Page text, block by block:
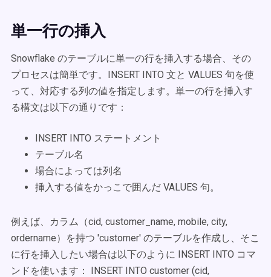
単一行の挿入
Snowflake のテーブルに単一の行を挿入する場合、その
プロセスは簡単です。INSERT INTO 文と VALUES 句を使
って、対応する列の値を指定します。単一の行を挿入す
る構文は以下の通りです：
INSERT INTO ステートメント
テーブル名
場合によっては列名
挿入する値をかっこで囲んだ VALUES 句。
例えば、カラム（cid, customer_name, mobile, city,
ordername）を持つ 'customer' のテーブルを作成し、そこ
に行を挿入したい場合は以下のように INSERT INTO コマ
ンドを使います： INSERT INTO customer (cid,